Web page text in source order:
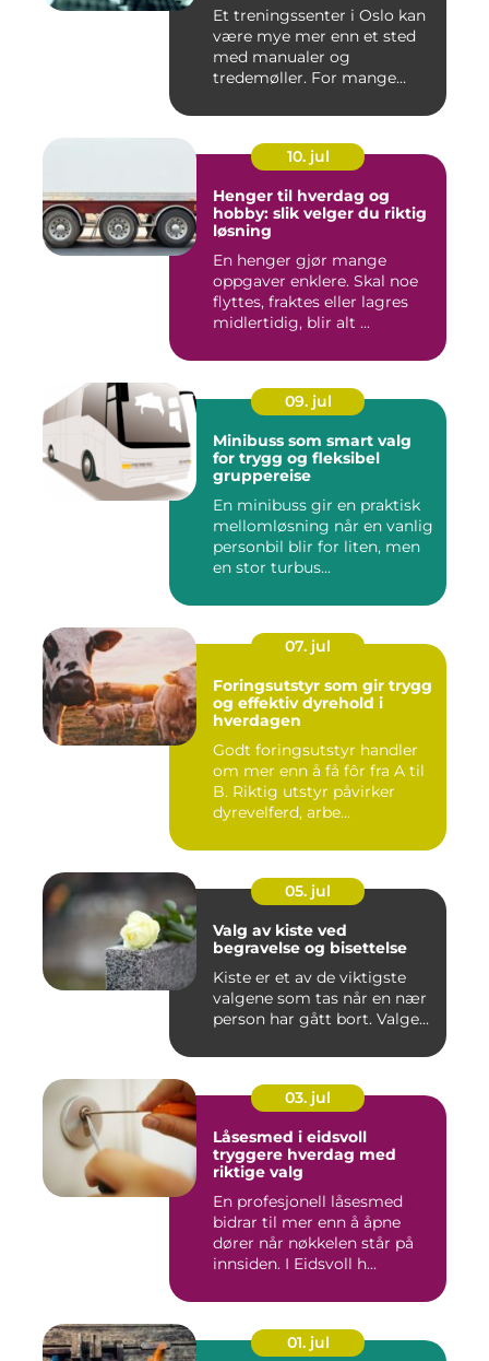
Et treningssenter i Oslo kan
være mye mer enn et sted
med manualer og
tredemøller. For mange
10. jul
Henger til hverdag og
hobby: slik velger du riktig
løsning
En henger gjør mange
oppgaver enklere. Skal noe
flyttes, fraktes eller lagres
midlertidig, blir alt ...
09. jul
Minibuss som smart valg
for trygg og fleksibel
gruppereise
En minibuss gir en praktisk
mellomløsning når en vanlig
personbil blir for liten, men
en stor turbus...
07. jul
Foringsutstyr som gir trygg
og effektiv dyrehold i
hverdagen
Godt foringsutstyr handler
om mer enn å få fôr fra A til
B. Riktig utstyr påvirker
dyrevelferd, arbe...
05. jul
Valg av kiste ved
begravelse og bisettelse
Kiste er et av de viktigste
valgene som tas når en nær
person har gått bort. Valge...
03. jul
Låsesmed i eidsvoll
tryggere hverdag med
riktige valg
En profesjonell låsesmed
bidrar til mer enn å åpne
dører når nøkkelen står på
innsiden. I Eidsvoll h...
01. jul